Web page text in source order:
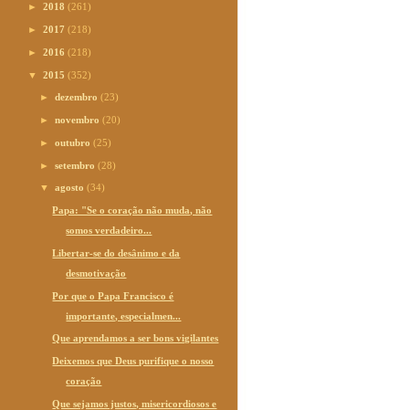
► 2018 (261)
► 2017 (218)
► 2016 (218)
▼ 2015 (352)
►dezembro(23)
►novembro(20)
►outubro(25)
►setembro(28)
▼agosto(34)
Papa: "Se o coração não muda, não
somos verdadeiro...
Libertar-se do desânimo e da
desmotivação
Por que o Papa Francisco é
importante, especialmen...
Que aprendamos a ser bons vigilantes
Deixemos que Deus purifique o nosso
coração
Que sejamos justos, misericordiosos e